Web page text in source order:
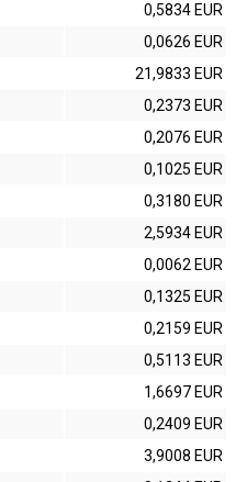
0,5834 EUR
0,0626 EUR
21,9833 EUR
0,2373 EUR
0,2076 EUR
0,1025 EUR
0,3180 EUR
2,5934 EUR
0,0062 EUR
0,1325 EUR
0,2159 EUR
0,5113 EUR
1,6697 EUR
0,2409 EUR
3,9008 EUR